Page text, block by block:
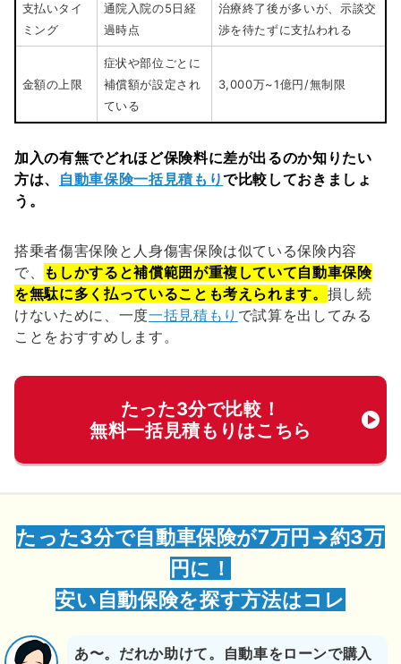
支払いタイ
ミング
通院入院の5日経
過時点
治療終了後が多いが、示談交
渉を待たずに支払われる
金額の上限
症状や部位ごとに
補償額が設定され
ている
3,000万~1億円/無制限
加入の有無でどれほど保険料に差が出るのか知りたい
方は、
自動車保険一括見積もりで比較しておきましょ
う。
搭乗者傷害保険と人身傷害保険は似ている保険内容
で、
もしかすると補償範囲が重複していて自動車保険
を無駄に多く払っていることも考えられます。 損し続
けないために、一度一括見積もり で試算を出してみる
ことをおすすめします。
たった3分で比較！
無料一括見積もりはこちら
たった3分で自動車保険が7万円→約3万
円に！
安い自動保険を探す方法はコレ
あ〜。だれか助けて。自動車をローンで購入